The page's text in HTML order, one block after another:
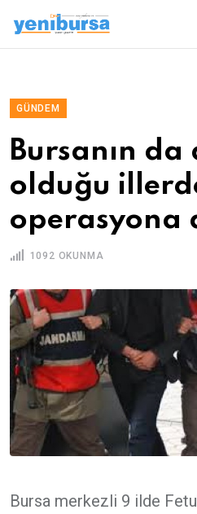
GÜNDEM
Bursanın
olduğu
operasyona
1092 OKUNMA
Bursa merkezli 9 ilde